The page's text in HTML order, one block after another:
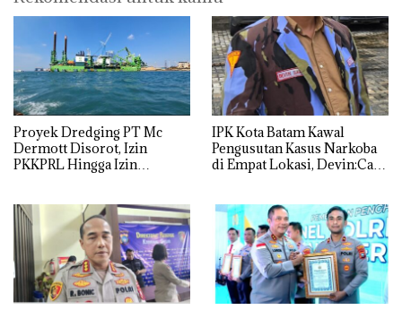
Proyek Dredging PT Mc
Dermott Disorot, Izin
PKKPRL Hingga Izin
IPK Kota Batam Kawal
Pengusutan Kasus Narkoba
di Empat Lokasi, Devin:Cari